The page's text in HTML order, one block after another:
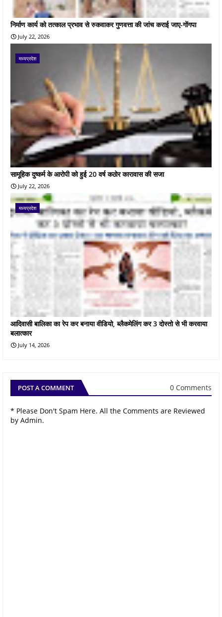
निर्माण कार्य को तत्काल प्रभाव से रुकवाकर गुणवत्ता की जांच कराई जाए-गोंगपा
July 22, 2026
मध्यप्रदेश
सामूहिक दुष्कर्म के आरोपी को हुई 20 वर्ष कठोर कारावास की सजा
July 22, 2026
मध्यप्रदेश
आदिवासी बालिका का रेप कर बनाया वीडियो, ब्लैकमेलिंग कर 3 दोस्तो से भी करवाया
बलात्कार
July 14, 2026
POST A COMMENT 0 Comments
* Please Don't Spam Here. All the Comments are Reviewed
by Admin.